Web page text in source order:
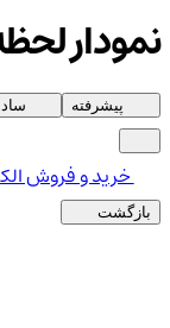
نمودار
پیشرفته
خرید و فروش
بازگشت